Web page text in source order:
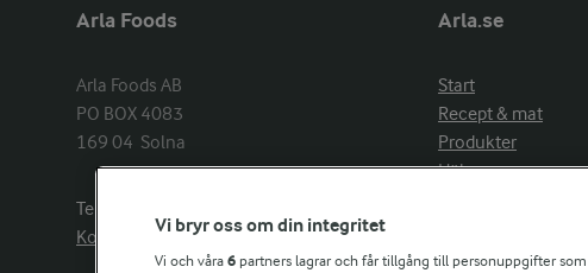
Arla Foods
Arla Foods AB
PO BOX 4083
169 04  Solna
Telefon:
Kontakta oss
Arla.se
Start
Recept & mat
Produkter
Hälsa
Aktuellt
Vi bryr oss om din integritet
Vi och våra 6 partners lagrar och får tillgång till personuppgifter